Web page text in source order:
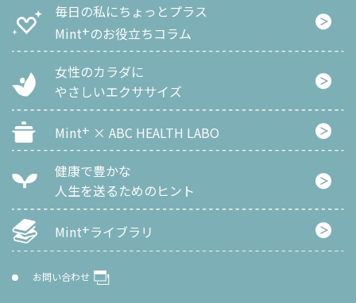
毎日の私にちょっとプラス
Mint+のお役立ちコラム
女性のカラダに
やさしいエクササイズ
Mint+ × ABC HEALTH LABO
健康で豊かな
人生を送るためのヒント
Mint+ライブラリ
お問い合わせ